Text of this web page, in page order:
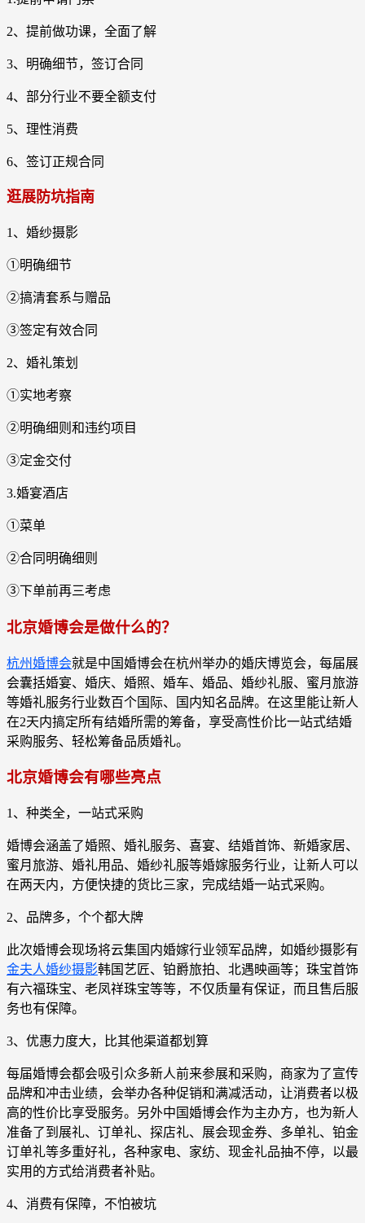
2、提前做功课，全面了解
3、明确细节，签订合同
4、部分行业不要全额支付
5、理性消费
6、签订正规合同
逛展防坑指南
1、婚纱摄影
①明确细节
②搞清套系与赠品
③签定有效合同
2、婚礼策划
①实地考察
②明确细则和违约项目
③定金交付
3.婚宴酒店
①菜单
②合同明确细则
③下单前再三考虑
北京婚博会是做什么的？
杭州婚博会就是中国婚博会在杭州举办的婚庆博览会，每届展
会囊括婚宴、婚庆、婚照、婚车、婚品、婚纱礼服、蜜月旅游
等婚礼服务行业数百个国际、国内知名品牌。在这里能让新人
在2天内搞定所有结婚所需的筹备，享受高性价比一站式结婚
采购服务、轻松筹备品质婚礼。
北京婚博会有哪些亮点
1、种类全，一站式采购
婚博会涵盖了婚照、婚礼服务、喜宴、结婚首饰、新婚家居、
蜜月旅游、婚礼用品、婚纱礼服等婚嫁服务行业，让新人可以
在两天内，方便快捷的货比三家，完成结婚一站式采购。
2、品牌多，个个都大牌
此次婚博会现场将云集国内婚嫁行业领军品牌，如婚纱摄影有
金夫人婚纱摄影韩国艺匠、铂爵旅拍、北遇映画等；珠宝首饰
有六福珠宝、老凤祥珠宝等等，不仅质量有保证，而且售后服
务也有保障。
3、优惠力度大，比其他渠道都划算
每届婚博会都会吸引众多新人前来参展和采购，商家为了宣传
品牌和冲击业绩，会举办各种促销和满减活动，让消费者以极
高的性价比享受服务。另外中国婚博会作为主办方，也为新人
准备了到展礼、订单礼、探店礼、展会现金券、多单礼、铂金
订单礼等多重好礼，各种家电、家纺、现金礼品抽不停，以最
实用的方式给消费者补贴。
4、消费有保障，不怕被坑